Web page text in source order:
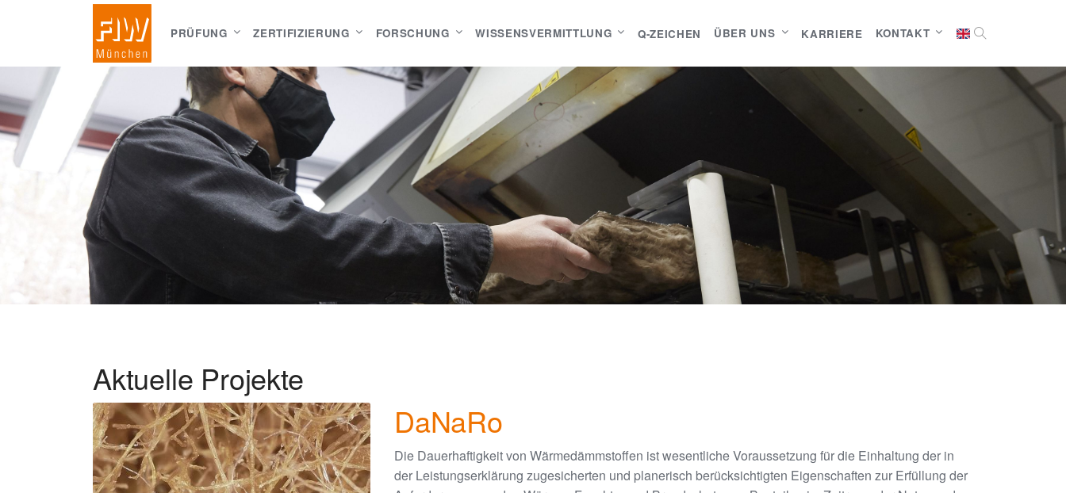
PRÜFUNG ZERTIFIZIERUNG FORSCHUNG WISSENSVERMITTLUNG Q-ZEICHEN ÜBER UNS KARRIERE KONTAKT
Aktuelle Projekte
DaNaRo
Die Dauerhaftigkeit von Wärmedämmstoffen ist wesentliche Voraussetzung für die Einhaltung der in
der Leistungserklärung zugesicherten und planerisch berücksichtigten Eigenschaften zur Erfüllung der